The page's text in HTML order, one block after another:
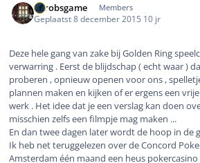
eurobsgame Members
Geplaatst8 december 2015 10 jr
Deze hele gang van zake bij Golden Ring
verwarring . Eerst de blijdschap ( echt waar )
proberen , opnieuw openen voor ons ,
plannen maken en kijken of er ergens een
werk . Het idee dat je een verslag kan doen
misschien zelfs een filmpje mag maken ...
En dan twee dagen later wordt de hoop in de
Ik heb net teruggelezen over de Concord
Amsterdam één maand een heus